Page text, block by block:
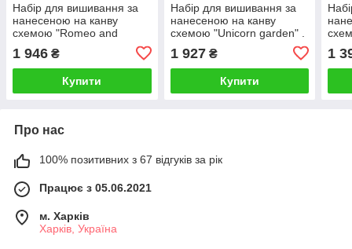
Набір для вишивання за
нанесеною на канву
схемою "Romeo and
Juliet". AIDA 14CT printed
59*71 см
1 946 ₴
Купити
Набір для вишивання за
нанесеною на канву
схемою "Unicorn garden" .
AIDA 14CT printed, 62*61
см
1 927₴
Купити
см
1
Про нас
100% позитивних з 67 відгуків за рік
Працює з 05.06.2021
м. Харків
Харків, Україна